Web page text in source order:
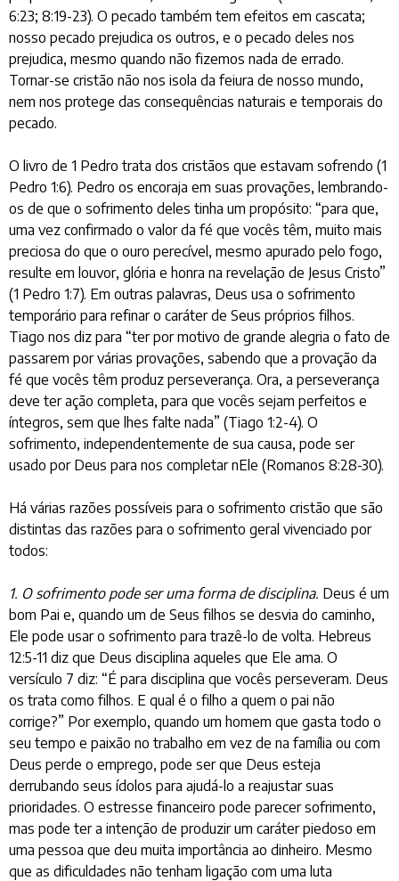
6:23; 8:19-23). O pecado também tem efeitos em cascata;
nosso pecado prejudica os outros, e o pecado deles nos
prejudica, mesmo quando não fizemos nada de errado.
Tornar-se cristão não nos isola da feiura de nosso mundo,
nem nos protege das consequências naturais e temporais do
pecado.
O livro de 1 Pedro trata dos cristãos que estavam sofrendo (1
Pedro 1:6). Pedro os encoraja em suas provações, lembrando-
os de que o sofrimento deles tinha um propósito: “para que,
uma vez confirmado o valor da fé que vocês têm, muito mais
preciosa do que o ouro perecível, mesmo apurado pelo fogo,
resulte em louvor, glória e honra na revelação de Jesus Cristo”
(1 Pedro 1:7). Em outras palavras, Deus usa o sofrimento
temporário para refinar o caráter de Seus próprios filhos.
Tiago nos diz para “ter por motivo de grande alegria o fato de
passarem por várias provações, sabendo que a provação da
fé que vocês têm produz perseverança. Ora, a perseverança
deve ter ação completa, para que vocês sejam perfeitos e
íntegros, sem que lhes falte nada” (Tiago 1:2-4). O
sofrimento, independentemente de sua causa, pode ser
usado por Deus para nos completar nEle (Romanos 8:28-30).
Há várias razões possíveis para o sofrimento cristão que são
distintas das razões para o sofrimento geral vivenciado por
todos:
1. O sofrimento pode ser uma forma de disciplina. Deus é um
bom Pai e, quando um de Seus filhos se desvia do caminho,
Ele pode usar o sofrimento para trazê-lo de volta. Hebreus
12:5-11 diz que Deus disciplina aqueles que Ele ama. O
versículo 7 diz: “É para disciplina que vocês perseveram. Deus
os trata como filhos. E qual é o filho a quem o pai não
corrige?” Por exemplo, quando um homem que gasta todo o
seu tempo e paixão no trabalho em vez de na família ou com
Deus perde o emprego, pode ser que Deus esteja
derrubando seus ídolos para ajudá-lo a reajustar suas
prioridades. O estresse financeiro pode parecer sofrimento,
mas pode ter a intenção de produzir um caráter piedoso em
uma pessoa que deu muita importância ao dinheiro. Mesmo
que as dificuldades não tenham ligação com uma luta